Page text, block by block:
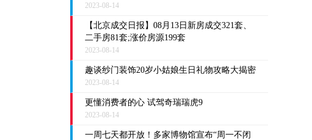
2023-08-14
【北京成交日报】08月13日新房成交321套、
二手房81套;涨价房源199套
2023-08-14
趣谈纱门装饰20岁小姑娘生日礼物攻略大揭密
2023-08-14
更懂消费者的心 试驾奇瑞瑞虎9
2023-08-14
一周七天都开放！多家博物馆宣布“周一不闭